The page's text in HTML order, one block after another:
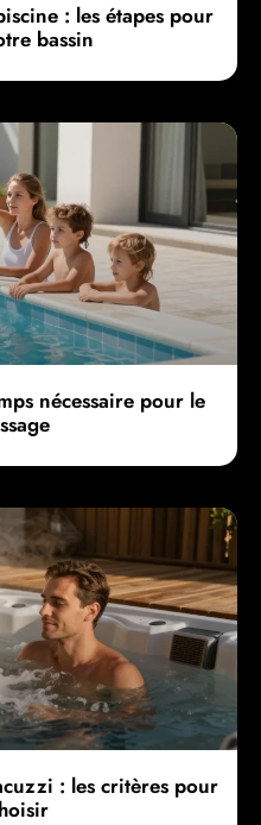
: les étapes pour
bassin
nécessaire pour le
: les critères pour